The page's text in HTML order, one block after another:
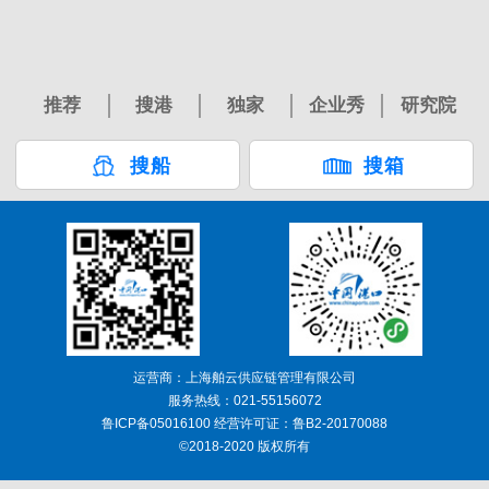
推荐 搜港 独家 企业秀 研究院
搜船 搜箱
运营商：上海舶云供应链管理有限公司
服务热线：021-55156072
鲁ICP备05016100 经营许可证：鲁B2-20170088
©2018-2020 版权所有